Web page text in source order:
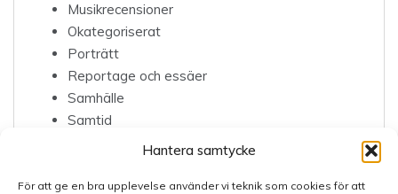
Hantera samtycke
För att ge en bra upplevelse använder vi teknik som cookies för att
Musikrecensioner
Okategoriserat
Porträtt
Reportage och essäer
Samhälle
Samtid